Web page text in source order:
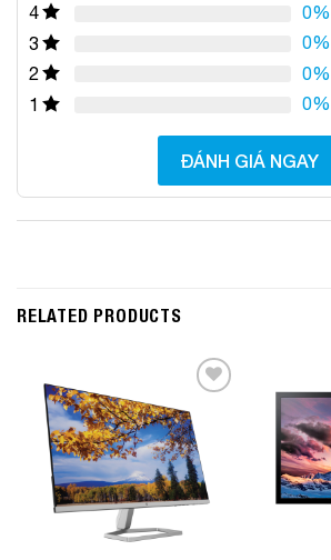
4
0%
3
0%
2
0%
1
0%
ĐÁNH GIÁ NGAY
RELATED PRODUCTS
Add to
Wishlist